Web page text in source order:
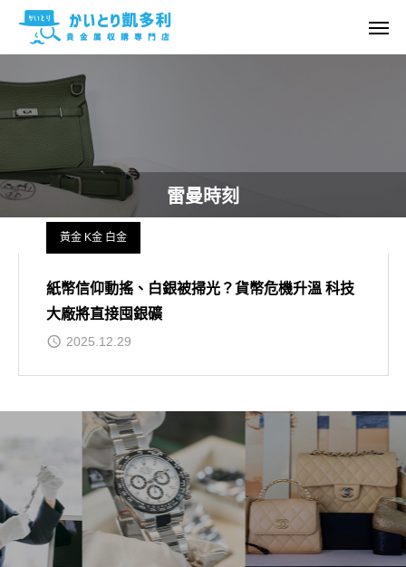
雷曼時刻
黃金 K金 白金
紙幣信仰動搖、白銀被掃光？貨幣危機升溫 科技
大廠將直接囤銀礦
2025.12.29